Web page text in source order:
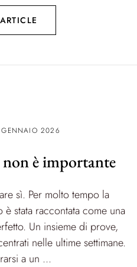
GENNAIO 2026
non è importante
sì. Per molto tempo la
stata raccontata come una
Un insieme di prove,
nelle ultime settimane.
a un ...